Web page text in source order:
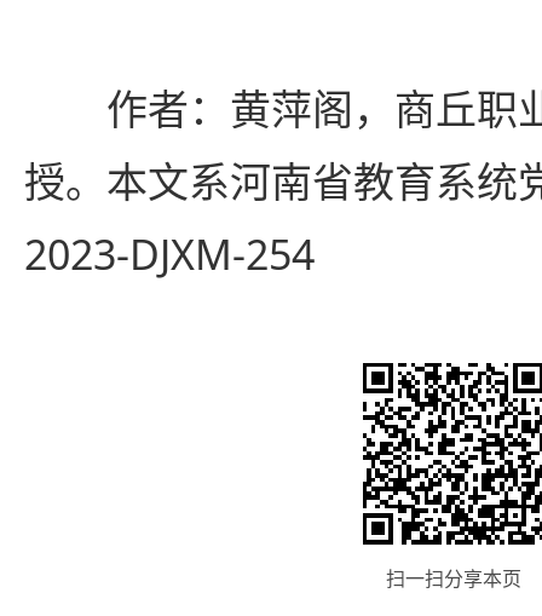
作者：黄萍阁，商丘职
授。本文系河南省教育系统
2023-DJXM-254
扫一扫分享本页